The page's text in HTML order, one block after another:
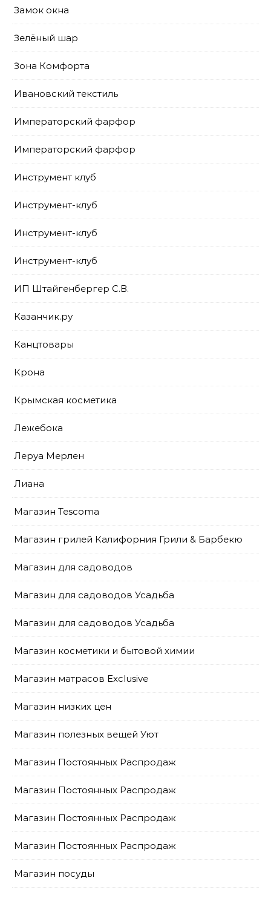
Замок окна
Зелёный шар
Зона Комфорта
Ивановский текстиль
Императорский фарфор
Императорский фарфор
Инструмент клуб
Инструмент-клуб
Инструмент-клуб
Инструмент-клуб
ИП Штайгенбергер С.В.
Казанчик.ру
Канцтовары
Крона
Крымская косметика
Лежебока
Леруа Мерлен
Лиана
Магазин Tescoma
Магазин грилей Калифорния Грили & Барбекю
Магазин для садоводов
Магазин для садоводов Усадьба
Магазин для садоводов Усадьба
Магазин косметики и бытовой химии
Магазин матрасов Exclusive
Магазин низких цен
Магазин полезных вещей Уют
Магазин Постоянных Распродаж
Магазин Постоянных Распродаж
Магазин Постоянных Распродаж
Магазин Постоянных Распродаж
Магазин посуды